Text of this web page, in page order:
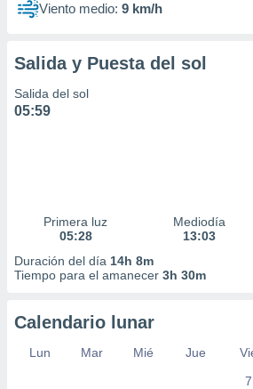
Viento medio: 9 km/h
Salida y Puesta del sol
Salida del sol
05:59
Primera luz
05:28
Mediodía
13:03
Duración del día 14h 8m
Tiempo para el amanecer 3h 30m
Calendario lunar
Lun Mar Mié Jue
7